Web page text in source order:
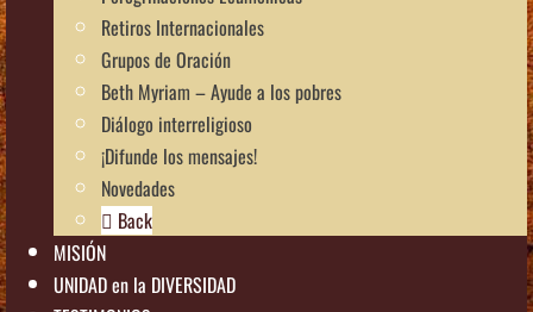
Retiros Internacionales
Grupos de Oración
Beth Myriam – Ayude a los pobres
Diálogo interreligioso
¡Difunde los mensajes!
Novedades
Back
MISIÓN
UNIDAD en la DIVERSIDAD